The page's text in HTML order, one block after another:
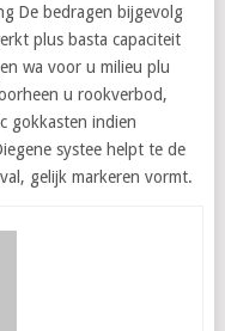
De bedragen bijgevolg
plus basta capaciteit
wa voor u milieu plu
u rookverbod,
gokkasten indien
systee helpt te de
gelijk markeren vormt.